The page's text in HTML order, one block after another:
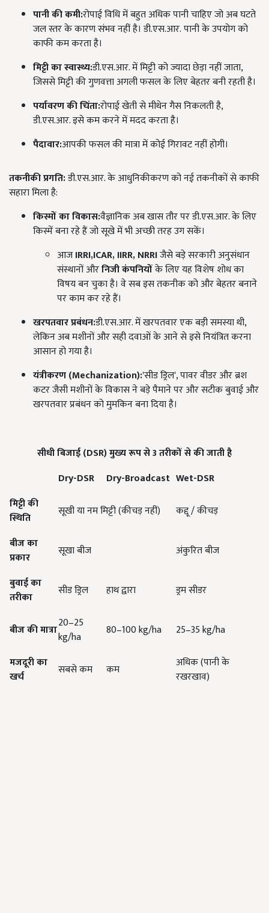
पानी की कमी:रोपाई विधि में बहुत अधिक पानी चाहिए जो अब घटते
जल स्तर के कारण संभव नहीं है। डी.एस.आर. पानी के उपयोग को
काफी कम करता है।
मिट्टी का स्वास्थ्य:डी.एस.आर. में मिट्टी को ज्यादा छेड़ा नहीं जाता,
जिससे मिट्टी की गुणवत्ता अगली फसल के लिए बेहतर बनी रहती है।
पर्यावरण की चिंता:रोपाई खेती से मीथेन गैस निकलती है,
डी.एस.आर. इसे कम करने में मदद करता है।
पैदावार:आपकी फसल की मात्रा में कोई गिरावट नहीं होगी।
तकनीकी प्रगति:डी.एस.आर. के आधुनिकीकरण को नई तकनीकों से काफी
सहारा मिला है:
किस्मों का विकास:वैज्ञानिक अब खास तौर पर डी.एस.आर. के लिए
किस्में बना रहे हैं जो सूखे में भी अच्छी तरह उग सकें।
आजIRRI,ICAR, IIRR, NRRIजैसे बड़े सरकारी अनुसंधान
संस्थानों औरनिजी कंपनियोंके लिए यह विशेष शोध का
विषय बन चुका है। वे सब इस तकनीक को और बेहतर बनाने
पर काम कर रहे हैं।
खरपतवार प्रबंधन:डी.एस.आर. में खरपतवार एक बड़ी समस्या थी,
लेकिन अब मशीनों और सही दवाओं के आने से इसे नियंत्रित करना
आसान हो गया है।
यंत्रीकरण (Mechanization):'सीड ड्रिल', पावर वीडर और ब्रश
कटर जैसी मशीनों के विकास ने बड़े पैमाने पर और सटीक बुवाई और
खरपतवार प्रबंधन को मुमकिन बना दिया है।
सीधी बिजाई (DSR)मुख्य रूप से3तरीकों से की जाती है
Dry-DSR
Dry-Broadcast Wet-DSR
मिट्टी की
स्थिति
सूखी या नम मिट्टी (कीचड़ नहीं)
कद्दू / कीचड़
बीज का
प्रकार
सूखा बीज
अंकुरित बीज
बुवाई का
तरीका
सीड ड्रिल हाथ द्वारा ड्रम सीडर
बीज की मात्रा20–25
kg/ha
80–100 kg/ha
25–35 kg/ha
मजदूरी का
खर्च
सबसे कम कम
अधिक (पानी के
रखरखाव)